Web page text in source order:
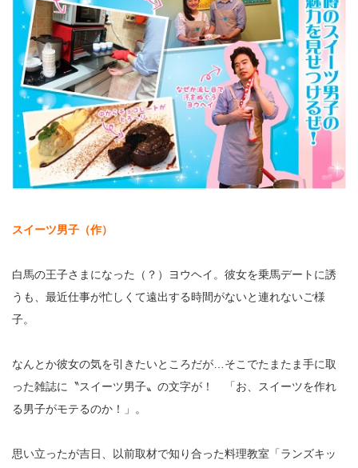
スイーツ男子（作）
白馬の王子さまになった（？）ヨウヘイ。彼女を乗馬デートに誘
うも、最近仕事が忙しくて遠出する時間がないと連れないご様
子。
なんとか彼女の気を引きたいところだが…そこでたまたま手に取
った雑誌に〝スイーツ男子〟の文字が！ 「お、スイーツを作れ
る男子がモテるのか！」。
思い立ったが吉日、以前取材で知り合った料理教室「ランズキッ